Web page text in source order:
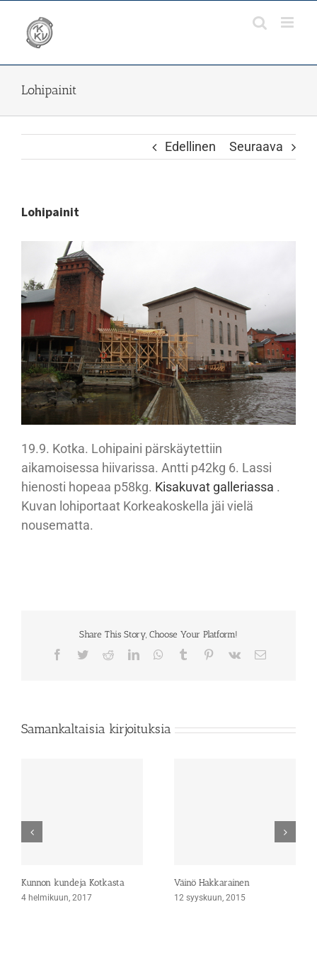
content
Lohipainit
Edellinen Seuraava
Lohipainit
19.9. Kotka. Lohipaini pärskäytettiin
aikamoisessa hiivarissa. Antti p42kg 6. Lassi
hienosti hopeaa p58kg. Kisakuvat galleriassa .
Kuvan lohiportaat Korkeakoskella jäi vielä
nousematta.
Share This Story, Choose Your Platform!
Facebook
TwitterRedditLinkedInWhatsApp
Tumblr Pinterest
Vk Sähköposti
Samankaltaisia kirjoituksia
Kunnon kundeja Kotkasta
4 helmikuun, 2017
Väinö Hakkarainen
12 syyskuun, 2015